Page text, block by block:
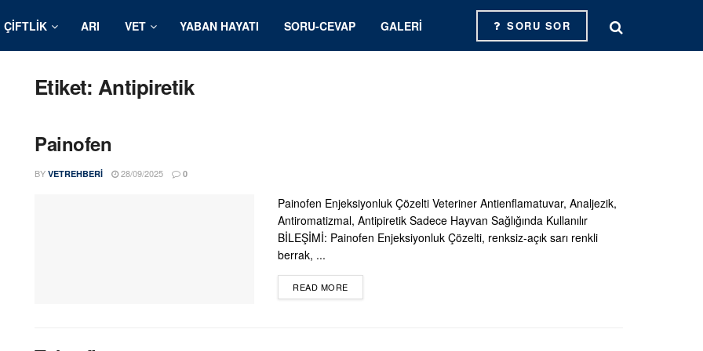
ÇIFTLIK ARI VET YABAN HAYATI SORU-CEVAP GALERI SORU SOR
Etiket: Antipiretik
Painofen
BY VETREHBERI 28/09/2025 0
Painofen Enjeksiyonluk Çözelti Veteriner Antienflamatuvar, Analjezik,
Antiromatizmal, Antipiretik Sadece Hayvan Sağlığında Kullanılır
BİLEŞİMİ: Painofen Enjeksiyonluk Çözelti, renksiz-açık sarı renkli
berrak, ...
READ MOREDETAILS